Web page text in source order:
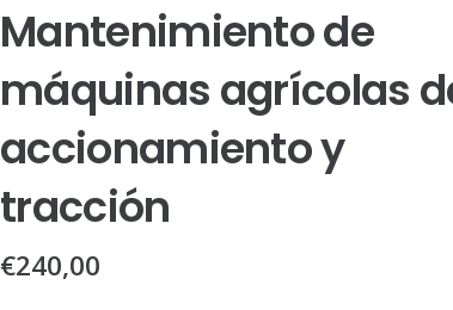
Mantenimiento de
máquinas agrícolas
accionamiento y
tracción
€240,00